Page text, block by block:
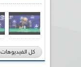
كل الفيديوهات